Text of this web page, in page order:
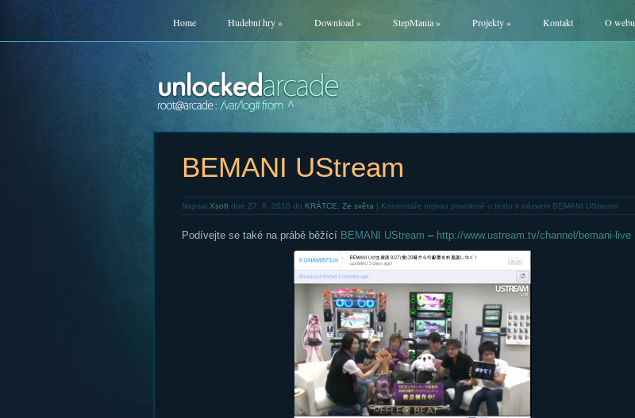
Home Hudební hry» Download» StepMania» Projekty» Kontakt O webu
BEMANI UStream
Napsal Xsoftdne 27. 8. 2010 do KRÁTCE Ze světa | Komentáře nejsou povolené u textu s názvem BEMANI UStream
Podívejte se také na prábě běžící BEMANI UStream – http://www.ustream.tv/channel/bemani-live